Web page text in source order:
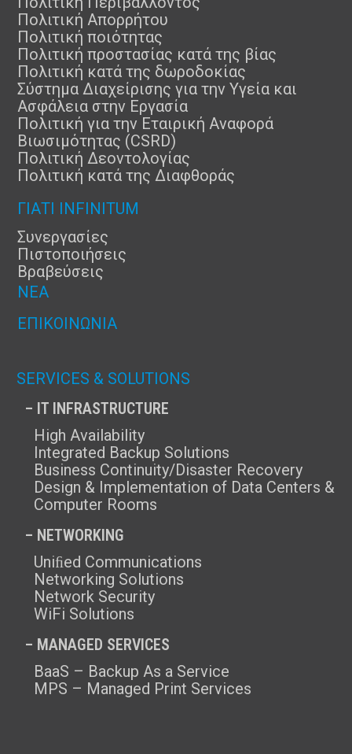
Πολιτική Απορρήτου
Πολιτική ποιότητας
Πολιτική προστασίας κατά της βίας
Πολιτική κατά της δωροδοκίας
Σύστημα Διαχείρισης για την Υγεία και
Ασφάλεια στην Εργασία
Πολιτική για την Εταιρική Αναφορά
Βιωσιμότητας (CSRD)
Πολιτική Δεοντολογίας
Πολιτική κατά της Διαφθοράς
ΓΙΑΤΊ INFINITUM
Συνεργασίες
Πιστοποιήσεις
Βραβεύσεις
ΝΈΑ
ΕΠΙΚΟΙΝΩΝΊΑ
SERVICES & SOLUTIONS
– IT INFRASTRUCTURE
High Availability
Integrated Backup Solutions
Business Continuity/Disaster Recovery
Design & Implementation of Data Centers &
Computer Rooms
– NETWORKING
Uniﬁed Communications
Networking Solutions
Network Security
WiFi Solutions
– MANAGED SERVICES
BaaS – Backup As a Service
MPS – Managed Print Services